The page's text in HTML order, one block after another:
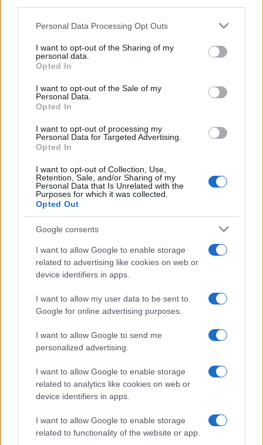
This information may also be disclosed by us to third parties
disclose it to other third parties.
Please note that this website/app uses one or more Google
services and may gather and store information including but
not limited to your visit or usage behaviour. You may click to
grant or deny consent to Google and its third-party tags to
consent section.
Personal Data Processing Opt Outs
I want to opt-out of the Sharing of my
personal data.
Opted In
I want to opt-out of the Sale of my
Personal Data.
Opted In
I want to opt-out of processing my
Personal Data for Targeted Advertising.
Opted In
I want to opt-out of Collection, Use,
Retention, Sale, and/or Sharing of my
Personal Data that Is Unrelated with the
Purposes for which it was collected.
Opted Out
Google consents
I want to allow Google to enable storage
related to advertising like cookies on web or
device identifiers in apps.
I want to allow my user data to be sent to
Google for online advertising purposes.
I want to allow Google to send me
personalized advertising.
I want to allow Google to enable storage
related to analytics like cookies on web or
device identifiers in apps.
I want to allow Google to enable storage
related to functionality of the website or app.
Arredamento artigianale: pezzi unici che
raccontano storie
Lo sapevi che...
Avena ogni giorno: perché questo
cereale può migliorare davvero la
salute
Dieta e tumori: quattro abitudini
alimentari che possono aiutare a
ridurre il rischio
Venti anni fa nascevano le università
telematiche in Italia grazie ad
UniMarconi